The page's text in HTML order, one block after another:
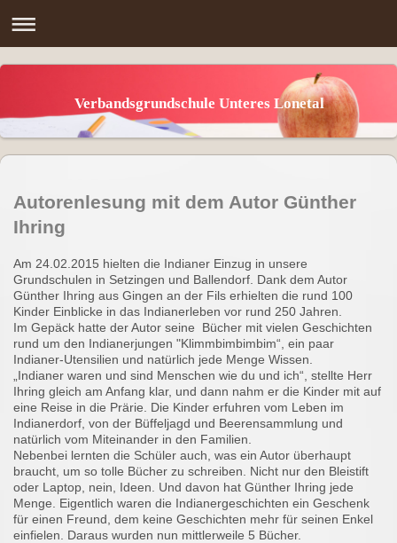
Verbandsgrundschule Unteres Lonetal
Autorenlesung mit dem Autor Günther
Ihring
Am 24.02.2015 hielten die Indianer Einzug in unsere
Grundschulen in Setzingen und Ballendorf. Dank dem Autor
Günther Ihring aus Gingen an der Fils erhielten die rund 100
Kinder Einblicke in das Indianerleben vor rund 250 Jahren.
Im Gepäck hatte der Autor seine Bücher mit vielen Geschichten
rund um den Indianerjungen "Klimmbimbimbim“, ein paar
Indianer-Utensilien und natürlich jede Menge Wissen.
„Indianer waren und sind Menschen wie du und ich“, stellte Herr
Ihring gleich am Anfang klar, und dann nahm er die Kinder mit auf
eine Reise in die Prärie. Die Kinder erfuhren vom Leben im
Indianerdorf, von der Büffeljagd und Beerensammlung und
natürlich vom Miteinander in den Familien.
Nebenbei lernten die Schüler auch, was ein Autor überhaupt
braucht, um so tolle Bücher zu schreiben. Nicht nur den Bleistift
oder Laptop, nein, Ideen. Und davon hat Günther Ihring jede
Menge. Eigentlich waren die Indianergeschichten ein Geschenk
für einen Freund, dem keine Geschichten mehr für seinen Enkel
einfielen. Daraus wurden nun mittlerweile 5 Bücher.